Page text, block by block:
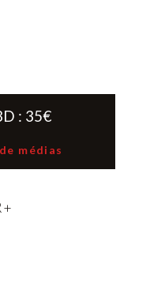
: 35€
médias
+